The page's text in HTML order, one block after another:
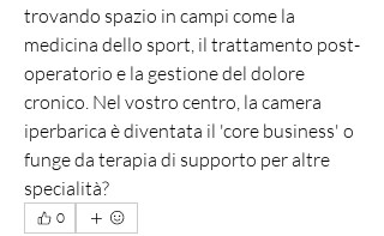
trovando spazio in campi come la
medicina dello sport, il trattamento post-
operatorio e la gestione del dolore
cronico. Nel vostro centro, la camera
iperbarica è diventata il 'core business' o
funge da terapia di supporto per altre
specialità?
0